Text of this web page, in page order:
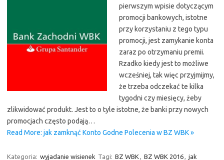
pierwszym wpisie dotyczącym
promocji bankowych, istotne
przy korzystaniu z tego typu
promocji, jest zamykanie konta
zaraz po otrzymaniu premii.
Rzadko kiedy jest to możliwe
wcześniej, tak więc przyjmijmy,
że trzeba odczekać te kilka
tygodni czy miesięcy, żeby
zlikwidować produkt. Jest to o tyle istotne, że banki przy nowych
promocjach często podają…
Read More: jak zamknąć Konto Godne Polecenia w BZ WBK »
Kategoria: wyjadanie wisienek Tagi: BZ WBK , BZ WBK 2016, jak